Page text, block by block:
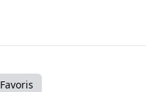
Favoris